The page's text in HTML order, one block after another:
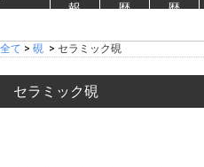
報
歴
歴
全て > 硯 > セラミック硯
セラミック硯